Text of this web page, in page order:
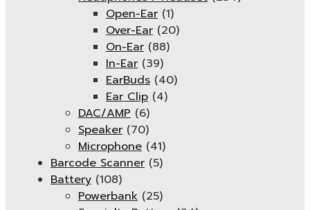
Open-Ear (1)
Over-Ear (20)
On-Ear (88)
In-Ear (39)
EarBuds (40)
Ear Clip (4)
DAC/AMP (6)
Speaker (70)
Microphone (41)
Barcode Scanner (5)
Battery (108)
Powerbank (25)